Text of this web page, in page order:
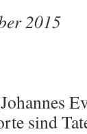
2015
sind